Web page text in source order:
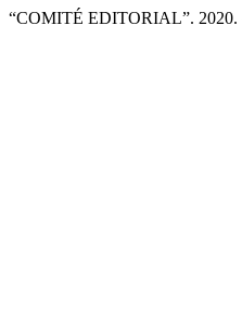
“COMITÉ EDITORIAL”. 2020.